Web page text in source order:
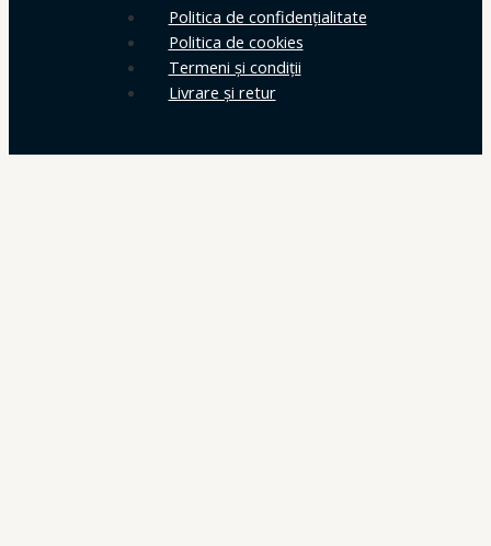
Politica de confidențialitate
Politica de cookies
Termeni și condiții
Livrare și retur